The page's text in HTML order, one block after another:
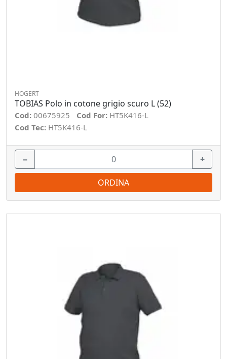
HOGERT
TOBIAS Polo in cotone grigio scuro L (52)
Cod: 00675925 Cod For: HT5K416-L
Cod Tec: HT5K416-L
− +
ORDINA